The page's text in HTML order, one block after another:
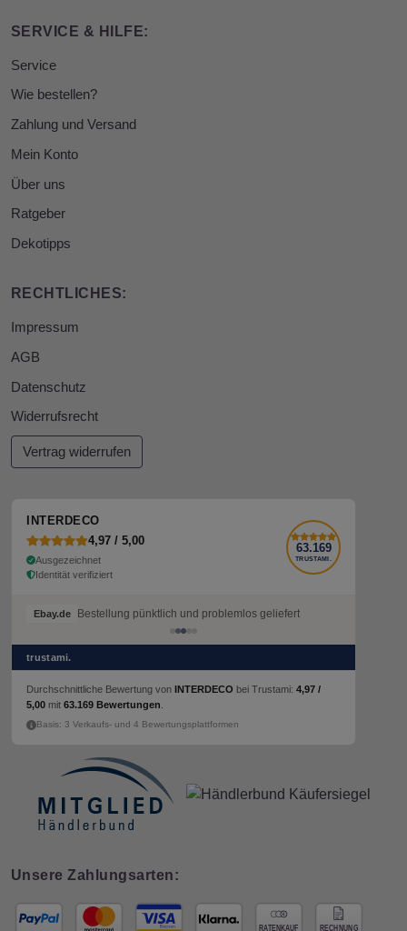
SERVICE & HILFE:
Service
Wie bestellen?
Zahlung und Versand
Mein Konto
Über uns
Ratgeber
Dekotipps
RECHTLICHES:
Impressum
AGB
Datenschutz
Widerrufsrecht
Vertrag widerrufen
INTERDECO
4,97 / 5,00
Ausgezeichnet
Identität verifiziert
63.169
TRUSTAMI.
Ebay.de Bestellung pünktlich und problemlos geliefert
trustami.
Durchschnittliche Bewertung von INTERDECO bei Trustami: 4,97 /
5,00 mit 63.169 Bewertungen
Basis: 3 Verkaufs- und 4 Bewertungsplattformen
Unsere Zahlungsarten: